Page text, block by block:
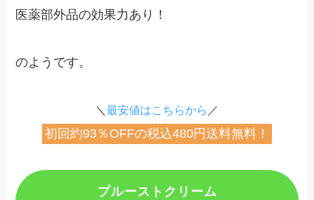
医薬部外品の効果力あり！
のようです。
＼ 最安値はこちらから ／
初回約93％OFFの税込480円送料無料！
プルーストクリーム